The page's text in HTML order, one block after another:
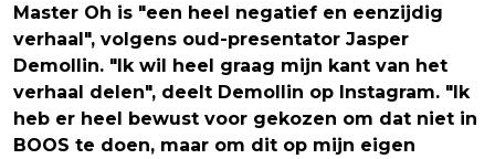
Master Oh is "een heel negatief en eenzijdig
verhaal", volgens oud-presentator Jasper
Demollin. "Ik wil heel graag mijn kant van het
verhaal delen", deelt Demollin op Instagram. "Ik
heb er heel bewust voor gekozen om dat niet in
BOOS te doen, maar om dit op mijn eigen